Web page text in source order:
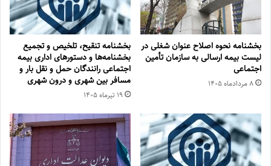
بخشنامه نحوه اصلاح عنوان شغلی در
لیست بیمه ارسالی به سازمان تأمین
اجتماعی
۸ مرداد‌ماه ۱۴۰۵
بخشنامه تنقیح، تلخیص و تجمیع
بخشنامه‌‌ها و دستورهای اداری بیمه
اجتماعی رانندگان حمل و نقل بار و
مسافر بین شهری و درون شهری
۱۹ تیر‌ماه ۱۴۰۵